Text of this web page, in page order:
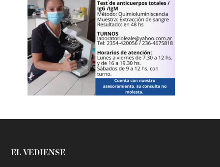
EL VEDIENSE